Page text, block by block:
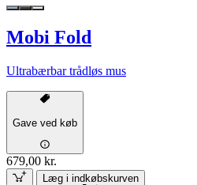
Mobi Fold
Ultrabærbar trådløs mus
Gave ved køb
679,00 kr.
Læg i indkøbskurven